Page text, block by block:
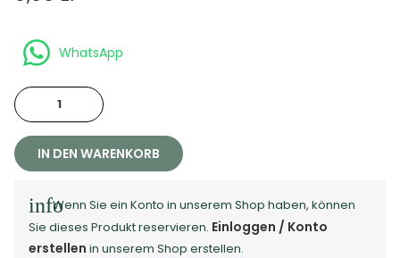
WhatsApp
IN DEN WARENKORB
infoWenn Sie ein Konto in unserem Shop haben, können
Sie dieses Produkt reservieren. Einloggen / Konto
erstellen in unserem Shop erstellen.